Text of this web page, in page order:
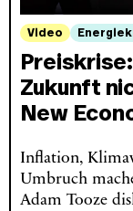
Video
Zukunft
New
Inflation,
Umbruch
Adam Tooze